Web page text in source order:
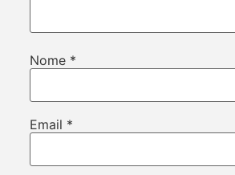
Nome *
Email *